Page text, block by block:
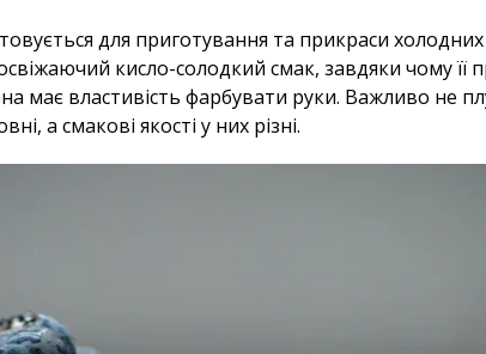
для приготування та прикраси холодних
кисло-солодкий смак, завдяки чому її
має властивість фарбувати руки. Важливо не
а смакові якості у них різні.